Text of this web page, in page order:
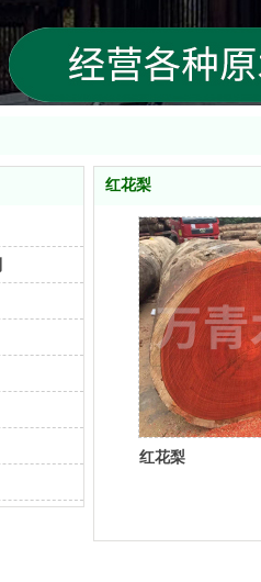
红花梨
红花梨